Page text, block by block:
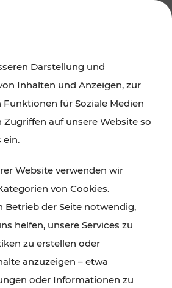
zu Fahrplanänderungen,
Darstellung und
Inhalten und Anzeigen, zur
für Soziale Medien
Zugriffen auf unsere Website so
ein.
Website verwenden wir
von Cookies.
Betrieb der Seite notwendig,
helfen, unsere Services zu
zu erstellen oder
anzuzeigen – etwa
oder Informationen zu